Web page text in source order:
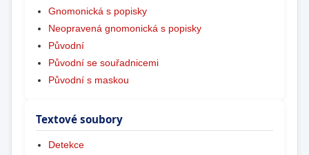
Gnomonická s popisky
Neopravená gnomonická s popisky
Původní
Původní se souřadnicemi
Původní s maskou
Textové soubory
Detekce